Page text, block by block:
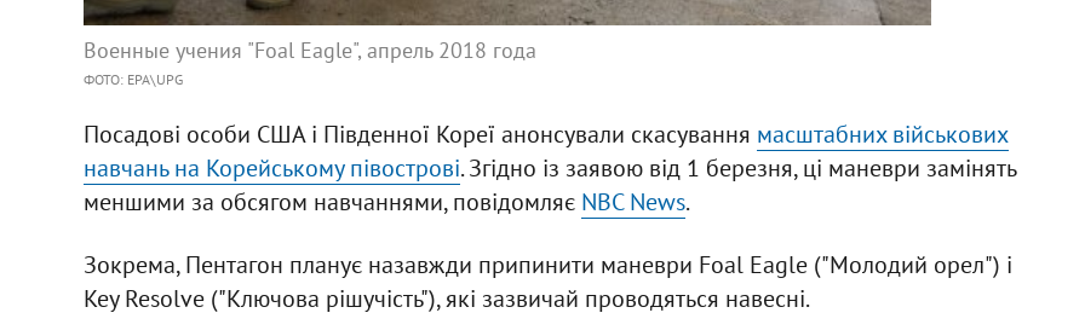
Военные учения "Foal Eagle", апрель 2018 года
ФОТО: EPA\UPG
Посадові особи США і Південної Кореї анонсували скасування масштабних військових
навчань на Корейському півострові. Згідно із заявою від 1 березня, ці маневри замінять
меншими за обсягом навчаннями, повідомляє NBC News.
Зокрема, Пентагон планує назавжди припинити маневри Foal Eagle ("Молодий орел") і
Key Resolve ("Ключова рішучість"), які зазвичай проводяться навесні.